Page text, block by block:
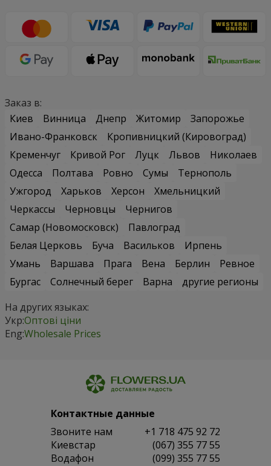
Заказ в:
Киев
Винница Днепр Житомир
Запорожье
Ивано-Франковск
Кропивницкий (Кировоград)
Кременчуг
Кривой Рог Луцк Львов
Николаев
Одесса
Полтава Ровно Сумы
Тернополь
Ужгород
Харьков Херсон
Хмельницкий
Черкассы
Черновцы
Чернигов
Самар (Новомосковск)
Павлоград
Белая Церковь
Буча Васильков
Ирпень
Умань
Варшава Прага Вена Берлин
Ревное
Бургас
Солнечный берег Варна
другие регионы
На других языках:
Укр:Оптові ціни
Eng:Wholesale Prices
Контактные данные
Звоните нам
+1 718 475 92 72
Киевстар
(067) 355 77 55
Водафон
(099) 355 77 55